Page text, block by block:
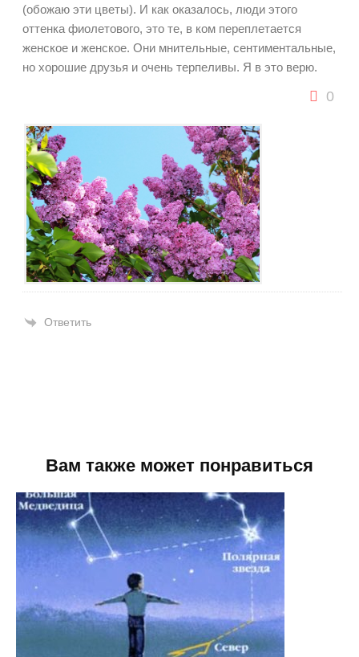
(обожаю эти цветы). И как оказалось, люди этого
оттенка фиолетового, это те, в ком переплетается
женское и женское. Они мнительные, сентиментальные,
но хорошие друзья и очень терпеливы. Я в это верю.
0
Ответить
Вам также может понравиться